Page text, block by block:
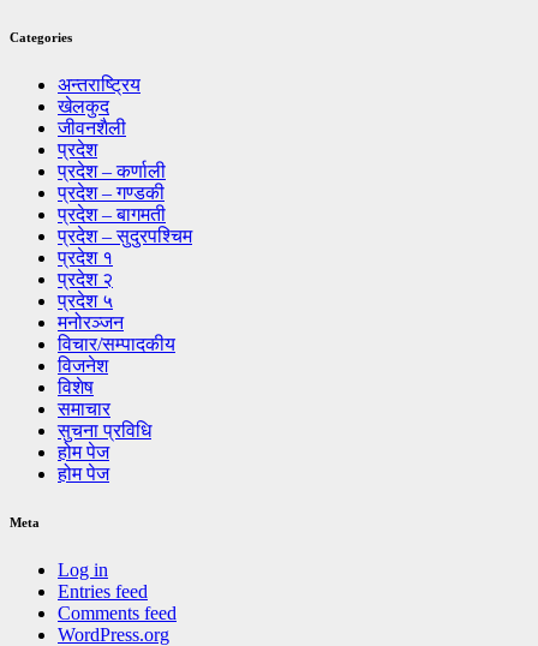
Categories
अन्तराष्ट्रिय
खेलकुद
जीवनशैली
प्रदेश
प्रदेश – कर्णाली
प्रदेश – गण्डकी
प्रदेश – बागमती
प्रदेश – सुदुरपश्चिम
प्रदेश १
प्रदेश २
प्रदेश ५
मनोरञ्जन
विचार/सम्पादकीय
विजनेश
विशेष
समाचार
सुचना प्रविधि
होम पेज
होम पेज
Meta
Log in
Entries feed
Comments feed
WordPress.org